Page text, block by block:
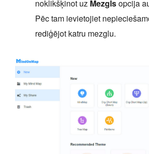
noklikšķinot uz Mezglsopcija
Pēc tam ievietojiet
rediģējot katru mezglu.